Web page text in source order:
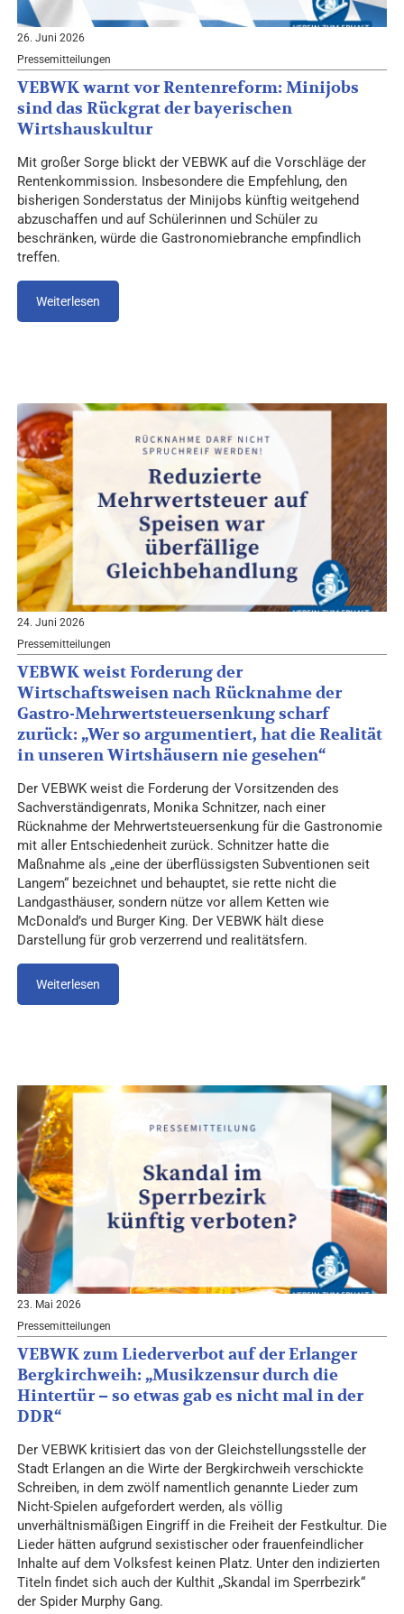
26. Juni 2026
Pressemitteilungen
VEBWK warnt vor Rentenreform: Minijobs
sind das Rückgrat der bayerischen
Wirtshauskultur
Mit großer Sorge blickt der VEBWK auf die Vorschläge der
Rentenkommission. Insbesondere die Empfehlung, den
bisherigen Sonderstatus der Minijobs künftig weitgehend
abzuschaffen und auf Schülerinnen und Schüler zu
beschränken, würde die Gastronomiebranche empfindlich
treffen.
Weiterlesen
24. Juni 2026
Pressemitteilungen
VEBWK weist Forderung der
Wirtschaftsweisen nach Rücknahme der
Gastro-Mehrwertsteuersenkung scharf
zurück: „Wer so argumentiert, hat die Realität
in unseren Wirtshäusern nie gesehen“
Der VEBWK weist die Forderung der Vorsitzenden des
Sachverständigenrats, Monika Schnitzer, nach einer
Rücknahme der Mehrwertsteuersenkung für die Gastronomie
mit aller Entschiedenheit zurück. Schnitzer hatte die
Maßnahme als „eine der überflüssigsten Subventionen seit
Langem“ bezeichnet und behauptet, sie rette nicht die
Landgasthäuser, sondern nütze vor allem Ketten wie
McDonald’s und Burger King. Der VEBWK hält diese
Darstellung für grob verzerrend und realitätsfern.
Weiterlesen
23. Mai 2026
Pressemitteilungen
VEBWK zum Liederverbot auf der Erlanger
Bergkirchweih: „Musikzensur durch die
Hintertür – so etwas gab es nicht mal in der
DDR“
Der VEBWK kritisiert das von der Gleichstellungsstelle der
Stadt Erlangen an die Wirte der Bergkirchweih verschickte
Schreiben, in dem zwölf namentlich genannte Lieder zum
Nicht-Spielen aufgefordert werden, als völlig
unverhältnismäßigen Eingriff in die Freiheit der Festkultur. Die
Lieder hätten aufgrund sexistischer oder frauenfeindlicher
Inhalte auf dem Volksfest keinen Platz. Unter den indizierten
Titeln findet sich auch der Kulthit „Skandal im Sperrbezirk“
der Spider Murphy Gang.